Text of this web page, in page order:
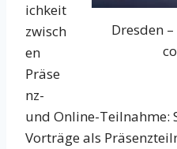
Dresden
ichkeit
zwisch
en
Präse
nz-
und Online-Teilnahme:
Vorträge als